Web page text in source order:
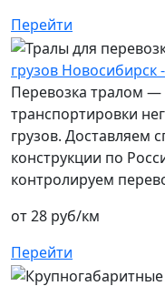
Перейти
грузов Новосибирск
Перевозка тралом
транспортировки
грузов. Доставляем
конструкции по
контролируем
от 28 руб/км
Перейти